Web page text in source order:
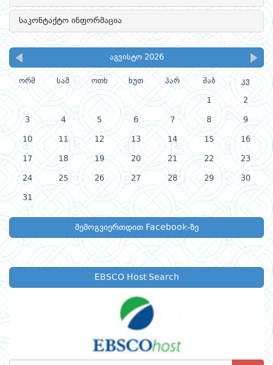
საკონტაქტო ინფორმაცია
აგვისტო 2026
ორშ სამ ოთხ ხუთ პარ შაბ კვ
1 2
3 4 5 6 7 8 9
10 11 12 13 14 15 16
17 18 19 20 21 22 23
24 25 26 27 28 29 30
31
შემოგვიერთდით Facebook-ზე
EBSCO Host Search